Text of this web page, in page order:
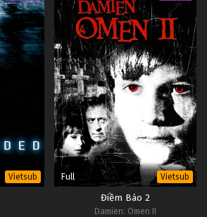
Vietsub Full Vietsub
Điềm Báo 2
Damien: Omen II